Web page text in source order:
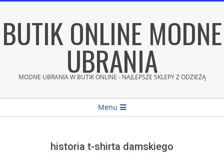
content
BUTIK ONLINE MODNE
UBRANIA
MODNE UBRANIA W BUTIK ONLINE - NAJLEPSZE SKLEPY Z ODZIEŻĄ
Menu
historia t-shirta damskiego